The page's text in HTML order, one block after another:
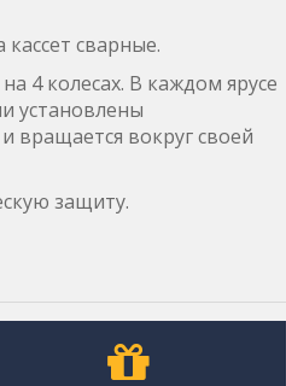
сварные.
4 колесах. В каждом ярусе
установлены
вращается вокруг своей
защиту.